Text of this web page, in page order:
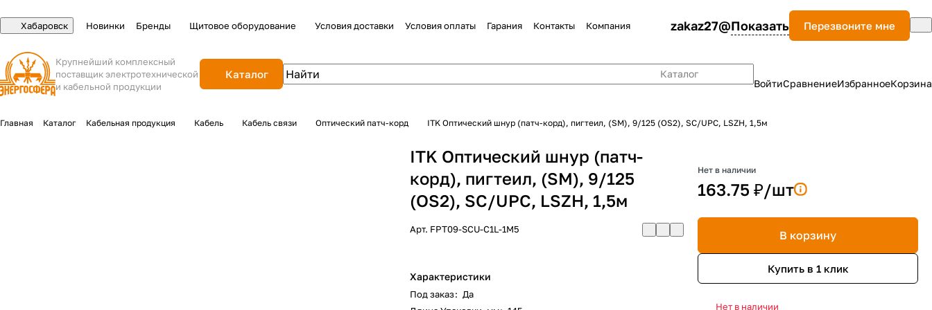
Хабаровск Новинки Бренды Щитовое оборудование Условия доставки Условия оплаты Гарания Контакты Компания zakaz27@Показать Перезвоните мне
Крупнейший комплексный
поставщик электротехнической
и кабельной продукции
Каталог
Каталог
ВойтиСравнениеИзбранноеКорзина
Главная Каталог Кабельная продукция Кабель Кабель связи Оптический патч-корд ITK Оптический шнур (патч-корд), пигтеил, (SM), 9/125 (OS2), SC/UPC, LSZH, 1,5м
ITK Оптический шнур (патч-
корд), пигтеил, (SM), 9/125
(OS2), SC/UPC, LSZH, 1,5м
Арт. FPT09-SCU-C1L-1M5
Характеристики
Под заказ: Да
Нет в наличии
163.75 ₽/шт
В корзину
Купить в 1 клик
Нет в наличии